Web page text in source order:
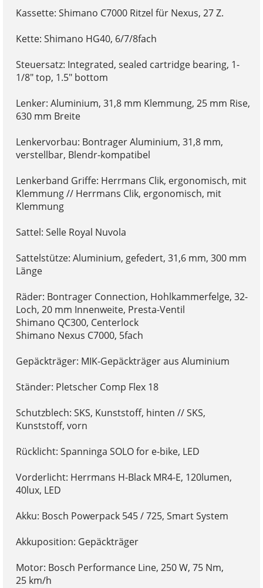
Kassette: Shimano C7000 Ritzel für Nexus, 27 Z.
Kette: Shimano HG40, 6/7/8fach
Steuersatz: Integrated, sealed cartridge bearing, 1-
1/8" top, 1.5" bottom
Lenker: Aluminium, 31,8 mm Klemmung, 25 mm Rise,
630 mm Breite
Lenkervorbau: Bontrager Aluminium, 31,8 mm,
verstellbar, Blendr-kompatibel
Lenkerband Griffe: Herrmans Clik, ergonomisch, mit
Klemmung // Herrmans Clik, ergonomisch, mit
Klemmung
Sattel: Selle Royal Nuvola
Sattelstütze: Aluminium, gefedert, 31,6 mm, 300 mm
Länge
Räder: Bontrager Connection, Hohlkammerfelge, 32-
Loch, 20 mm Innenweite, Presta-Ventil
Shimano QC300, Centerlock
Shimano Nexus C7000, 5fach
Gepäckträger: MIK-Gepäckträger aus Aluminium
Ständer: Pletscher Comp Flex 18
Schutzblech: SKS, Kunststoff, hinten // SKS,
Kunststoff, vorn
Rücklicht: Spanninga SOLO for e-bike, LED
Vorderlicht: Herrmans H-Black MR4-E, 120lumen,
40lux, LED
Akku: Bosch Powerpack 545 / 725, Smart System
Akkuposition: Gepäckträger
Motor: Bosch Performance Line, 250 W, 75 Nm,
25 km/h